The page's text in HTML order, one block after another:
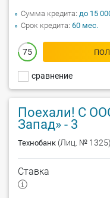
сравнение
75
Сумма кредита до 15
Срок кредита 60 мес.
Поехали! С
Запад» - 3
Технобанк (Лиц. № 1325)
Ставка